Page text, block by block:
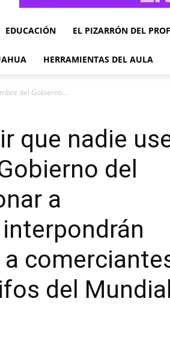
EDUCACIÓN EL PIZARRÓN DEL
HERRAMIENTAS DEL AULA
del Gobierno...
que nadie
del
a
del Mundial